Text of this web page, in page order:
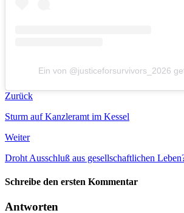
Ein von @justiceforsurvivors_2026
Zurück
Sturm auf Kanzleramt im Kessel
Weiter
Droht Ausschluß aus gesellschaftlichen
Schreibe den ersten Kommentar
Antworten